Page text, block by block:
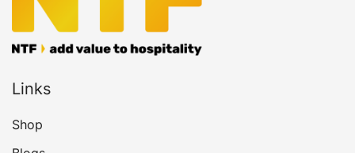
Links
Shop